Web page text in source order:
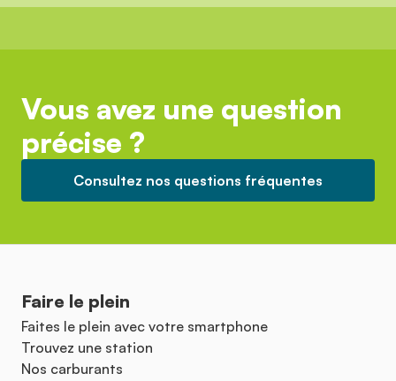
Vous avez une question
précise ?
Consultez nos questions fréquentes
Faire le plein
Faites le plein avec votre smartphone
Trouvez une station
Nos carburants